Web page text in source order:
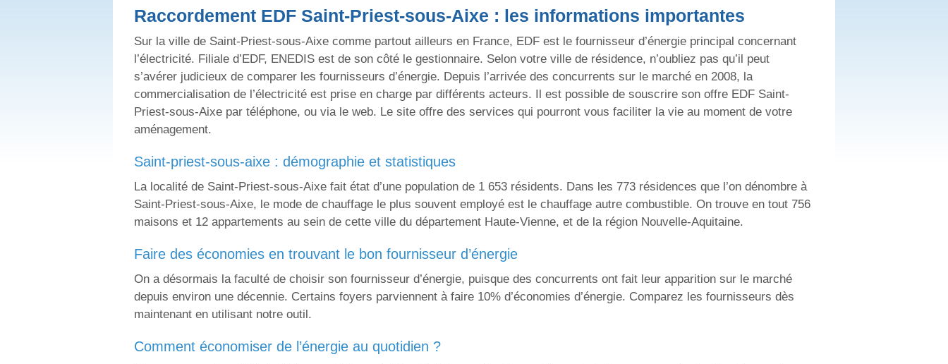
Raccordement EDF Saint-Priest-sous-Aixe : les informations importantes
Sur la ville de Saint-Priest-sous-Aixe comme partout ailleurs en France, EDF est le fournisseur d’énergie principal concernant
l’électricité. Filiale d’EDF, ENEDIS est de son côté le gestionnaire. Selon votre ville de résidence, n’oubliez pas qu’il peut
s’avérer judicieux de comparer les fournisseurs d’énergie. Depuis l’arrivée des concurrents sur le marché en 2008, la
commercialisation de l’électricité est prise en charge par différents acteurs. Il est possible de souscrire son offre EDF Saint-
Priest-sous-Aixe par téléphone, ou via le web. Le site offre des services qui pourront vous faciliter la vie au moment de votre
aménagement.
saint-priest-sous-aixe : démographie et statistiques
La localité de Saint-Priest-sous-Aixe fait état d’une population de 1 653 résidents. Dans les 773 résidences que l’on dénombre à
Saint-Priest-sous-Aixe, le mode de chauffage le plus souvent employé est le chauffage autre combustible. On trouve en tout 756
maisons et 12 appartements au sein de cette ville du département Haute-Vienne, et de la région Nouvelle-Aquitaine.
faire des économies en trouvant le bon fournisseur d’énergie
On a désormais la faculté de choisir son fournisseur d’énergie, puisque des concurrents ont fait leur apparition sur le marché
depuis environ une décennie. Certains foyers parviennent à faire 10% d’économies d’énergie. Comparez les fournisseurs dès
maintenant en utilisant notre outil.
comment économiser de l’énergie au quotidien ?